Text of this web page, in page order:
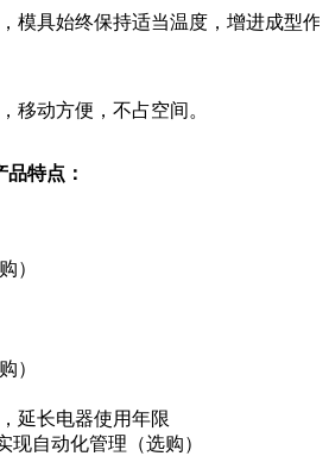
模具始终保持适当温度，增进成型
移动方便，不占空间。
特点：
）
）
延长电器使用年限
现自动化管理（选购）